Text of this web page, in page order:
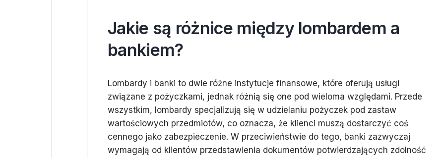
Jakie są różnice między lombardem a
bankiem?
Lombardy i banki to dwie różne instytucje finansowe, które oferują usługi
związane z pożyczkami, jednak różnią się one pod wieloma względami. Przede
wszystkim, lombardy specjalizują się w udzielaniu pożyczek pod zastaw
wartościowych przedmiotów, co oznacza, że klienci muszą dostarczyć coś
cennego jako zabezpieczenie. W przeciwieństwie do tego, banki zazwyczaj
wymagają od klientów przedstawienia dokumentów potwierdzających zdolność